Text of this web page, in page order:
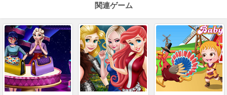
関連ゲーム